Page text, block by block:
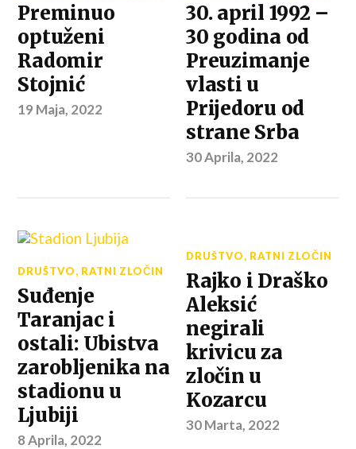
Preminuo
optuženi
Radomir
Stojnić
19 Maja, 2022
30. april 1992 –
30 godina od
Preuzimanje
vlasti u
Prijedoru od
strane Srba
30 Aprila, 2022
DRUŠTVO, RATNI ZLOČIN
Suđenje
Taranjac i
ostali: Ubistva
zarobljenika na
stadionu u
Ljubiji
8 Aprila, 2022
DRUŠTVO, RATNI ZLOČIN
Rajko i Draško
Aleksić
negirali
krivicu za
zločin u
Kozarcu
30 Marta, 2022